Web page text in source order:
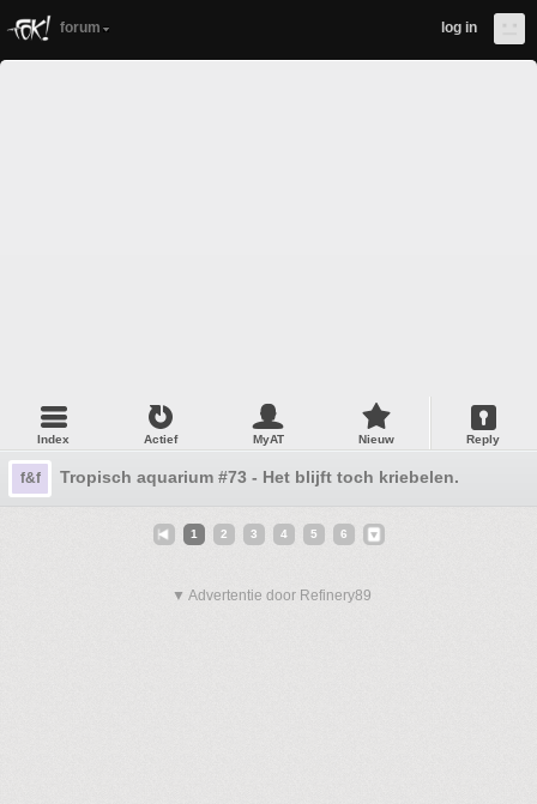
forum log in
Index Actief MyAT Nieuw Reply
f&f Tropisch aquarium #73 - Het blijft toch kriebelen.
1 2 3 4 5 6
▼ Advertentie door Refinery89